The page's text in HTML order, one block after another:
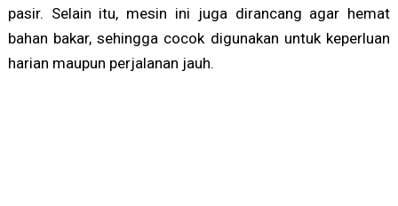
pasir. Selain itu, mesin ini juga dirancang agar hemat
bahan bakar, sehingga cocok digunakan untuk keperluan
harian maupun perjalanan jauh.